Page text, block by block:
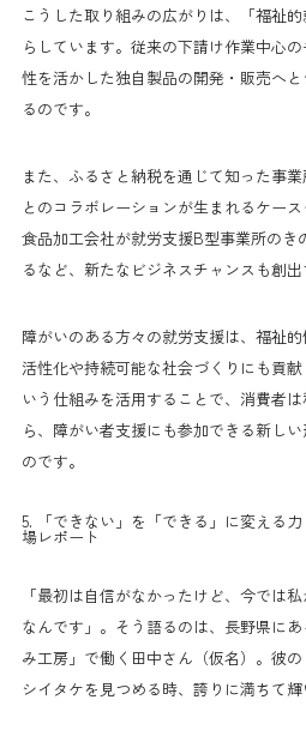
こうした取り組みの広がりは、「福祉
らしています。従来の下請け作業中心
性を活かした独自製品の開発・販売へ
るのです。
また、ふるさと納税を通じて知った事
とのコラボレーションが生まれるケー
食品加工会社が就労支援B型事業所のき
るなど、新たなビジネスチャンスも創出
障がいのある方々の就労支援は、福祉
活性化や持続可能な社会づくりにも貢
いう仕組みを活用することで、消費者
ら、障がい者支援にも参加できる新し
のです。
5. 「できない」を「できる」に変える
場レポート
「最初は自信がなかったけど、今では
なんです」。そう語るのは、長野県に
み工房」で働く田中さん（仮名）。彼
シイタケを見つめる時、誇りに満ちて輝